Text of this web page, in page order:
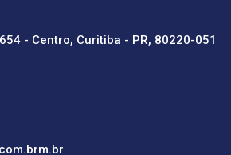
- Centro, Curitiba - PR, 80220-051